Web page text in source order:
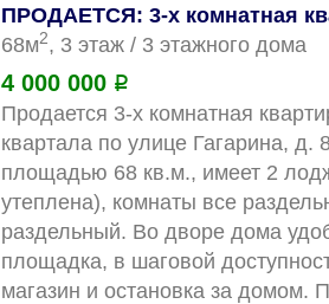
ПРОДАЕТСЯ: 3-х комнатная
68м2, 3 этаж / 3 этажного дома
4 000 000 Р
Продается 3-х комнатная
квартала по улице Гагарина, д.
площадью 68 кв.м., имеет 2
утеплена), комнаты все
раздельный. Во дворе дома
площадка, в шаговой
магазин и остановка за домом.